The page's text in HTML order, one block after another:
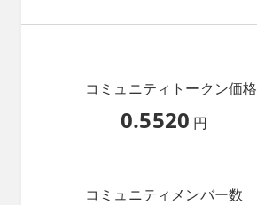
コミュニティトークン価格
0.5520 円
コミュニティメンバー数